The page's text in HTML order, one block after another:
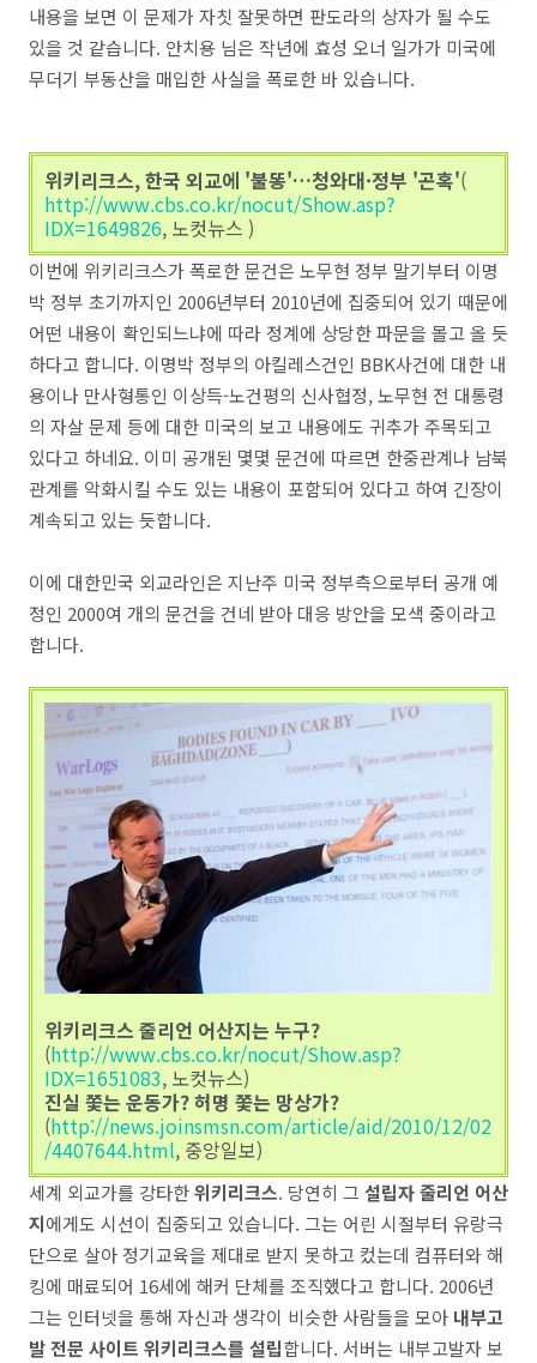
내용을 보면 이 문제가 자칫 잘못하면 판도라의 상자가 될 수도
있을 것 같습니다. 안치용 님은 작년에 효성 오너 일가가 미국에
무더기 부동산을 매입한 사실을 폭로한 바 있습니다.
위키리크스, 한국 외교에 '불똥'…청와대·정부 '곤혹'(
http://www.cbs.co.kr/nocut/Show.asp?
IDX=1649826, 노컷뉴스 )
이번에 위키리크스가 폭로한 문건은 노무현 정부 말기부터 이명
박 정부 초기까지인 2006년부터 2010년에 집중되어 있기 때문에
어떤 내용이 확인되느냐에 따라 정계에 상당한 파문을 몰고 올 듯
하다고 합니다. 이명박 정부의 아킬레스건인 BBK사건에 대한 내
용이나 만사형통인 이상득-노건평의 신사협정, 노무현 전 대통령
의 자살 문제 등에 대한 미국의 보고 내용에도 귀추가 주목되고
있다고 하네요. 이미 공개된 몇몇 문건에 따르면 한중관계나 남북
관계를 악화시킬 수도 있는 내용이 포함되어 있다고 하여 긴장이
계속되고 있는 듯합니다.
이에 대한민국 외교라인은 지난주 미국 정부측으로부터 공개 예
정인 2000여 개의 문건을 건네 받아 대응 방안을 모색 중이라고
합니다.
위키리크스 줄리언 어산지는 누구?
(http://www.cbs.co.kr/nocut/Show.asp?
IDX=1651083, 노컷뉴스)
진실 쫓는 운동가? 허명 쫓는 망상가?
(http://news.joinsmsn.com/article/aid/2010/12/02
/4407644.html, 중앙일보)
세계 외교가를 강타한위키리크스. 당연히 그 설립자 줄리언 어산
지에게도 시선이 집중되고 있습니다. 그는 어린 시절부터 유랑극
단으로 살아 정기교육을 제대로 받지 못하고 컸는데 컴퓨터와 해
킹에 매료되어 16세에 해커 단체를 조직했다고 합니다. 2006년
그는 인터넷을 통해 자신과 생각이 비슷한 사람들을 모아 내부고
발 전문 사이트 위키리크스를 설립합니다. 서버는 내부고발자 보